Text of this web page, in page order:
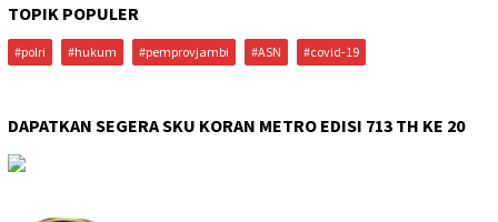
TOPIK POPULER
#polri #hukum #pemprovjambi #ASN #covid-19
DAPATKAN SEGERA SKU KORAN METRO EDISI 713 TH KE 20